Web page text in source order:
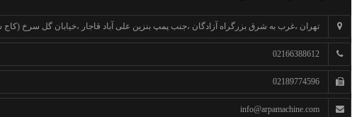
تهران ،غرب به شرق بزرگراه آزادگان ،جنب پمپ بنزین علی آباد قاجار ،خیابان گل سرخ (کاج
02166388612
02189774596
info@arpamachine.com